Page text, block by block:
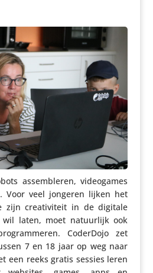
assem­bleren, video­games
Voor veel jongeren lijken het
zijn crea­ti­vi­teit in de digitale
laten, moet natuur­lijk ook
CoderDojo zet
7 en 18 jaar op weg naar
een reeks gratis sessies leren